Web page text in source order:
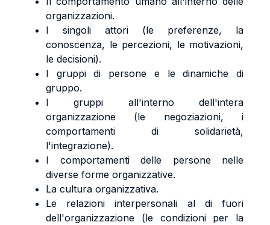
organizzazioni.
I singoli attori (le preferenze, la
conoscenza, le percezioni, le motivazioni,
le decisioni).
I gruppi di persone e le dinamiche di
gruppo.
I gruppi all'interno dell'intera
organizzazione (le negoziazioni, i
comportamenti di solidarietà,
l'integrazione).
I comportamenti delle persone nelle
diverse forme organizzative.
La cultura organizzativa.
Le relazioni interpersonali al di fuori
dell'organizzazione (le condizioni per la